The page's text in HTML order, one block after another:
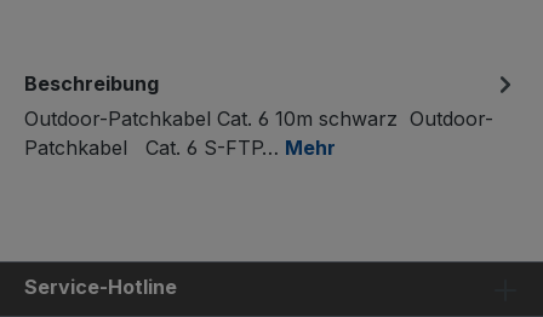
Beschreibung
Outdoor-Patchkabel Cat. 6 10m schwarz Outdoor-
Patchkabel Cat. 6 S-FTP… Mehr
Service-Hotline